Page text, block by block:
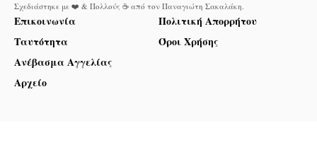
Σχεδιάστηκε με ❤️ & Πολλούς ☕ από τον Παναγιώτη Σακαλάκη.
Επικοινωνία
Ταυτότητα
Ανέβασμα Αγγελίας
Αρχείο
Πολιτική Απορρήτου
Όροι Χρήσης